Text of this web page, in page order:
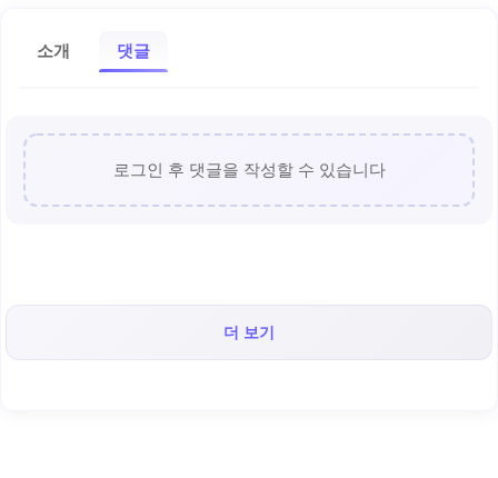
소개 댓글
로그인 후 댓글을 작성할 수 있습니다
더 보기